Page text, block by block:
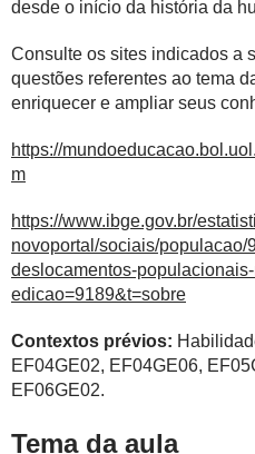
desde o início da história da
Consulte os sites indicados a
questões referentes ao tema
enriquecer e ampliar seus
https://
m
https://www.ibge.gov.br/
novoportal/sociais/populacao/
deslocamentos-
edicao=9189&t=sobre
Contextos prévios:
EF04GE02, EF04GE06,
EF06GE02.
Tema da aula